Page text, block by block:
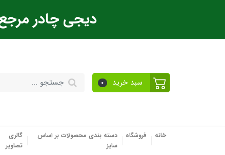
دیجی چادر
سبد خرید 0
خانه فروشگاه
دسته بندی محصولات بر اساس
سایز
گالری
تصاویر